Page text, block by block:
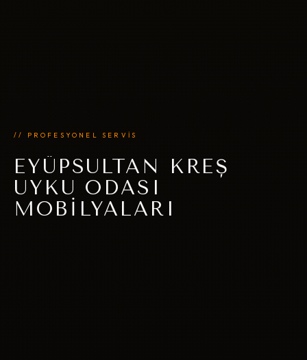
// PROFESYONEL SERVİS
EYÜPSULTAN KREŞ
UYKU ODASI
MOBILYALARI